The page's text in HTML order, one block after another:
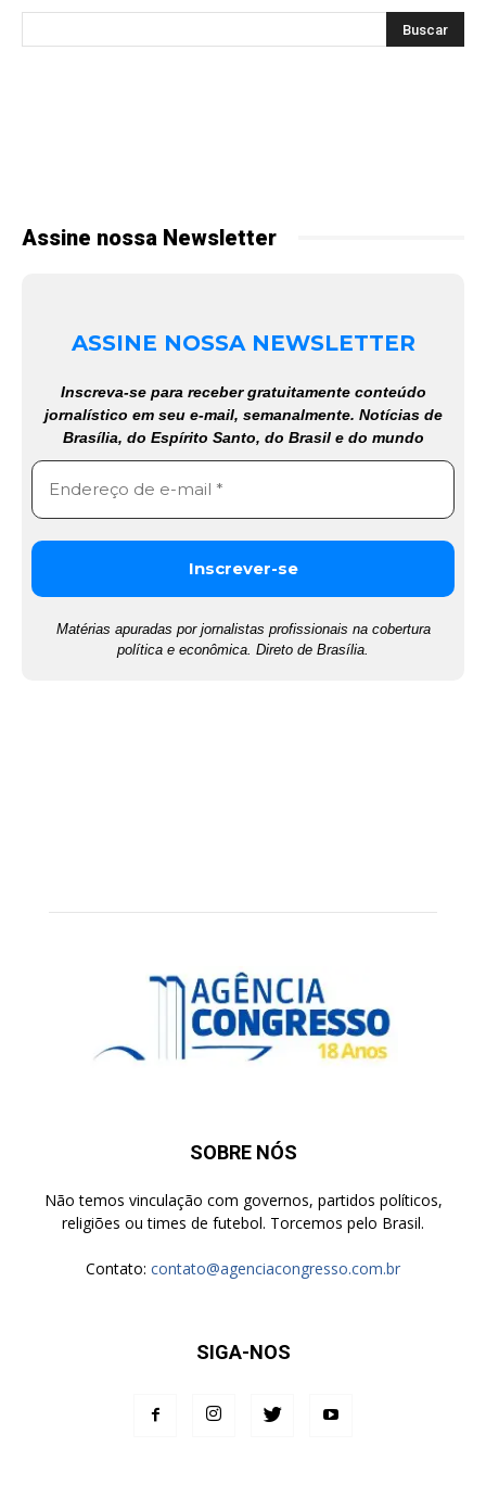
Assine nossa Newsletter
ASSINE NOSSA NEWSLETTER
Inscreva-se para receber gratuitamente conteúdo
jornalístico em seu e-mail, semanalmente. Notícias de
Brasília, do Espírito Santo, do Brasil e do mundo
Matérias apuradas por jornalistas profissionais na cobertura
política e econômica. Direto de Brasília.
SOBRE NÓS
Não temos vinculação com governos, partidos políticos,
religiões ou times de futebol. Torcemos pelo Brasil.
Contato: contato@agenciacongresso.com.br
SIGA-NOS